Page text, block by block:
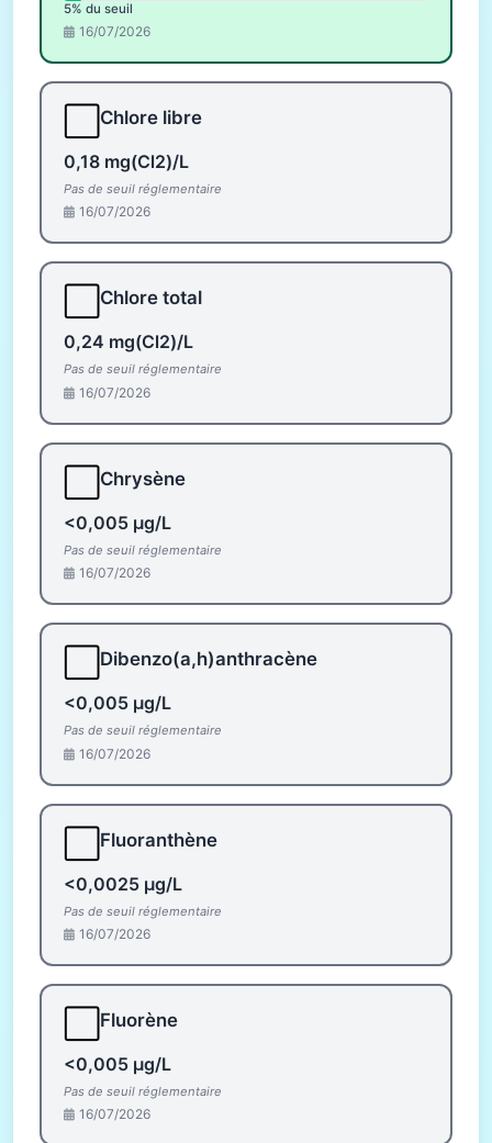
5% du seuil
16/07/2026
Chlore libre
0,18 mg(Cl2)/L
Pas de seuil réglementaire
16/07/2026
Chlore total
0,24 mg(Cl2)/L
Pas de seuil réglementaire
16/07/2026
Chrysène
<0,005 µg/L
Pas de seuil réglementaire
16/07/2026
Dibenzo(a,h)anthracène
<0,005 µg/L
Pas de seuil réglementaire
16/07/2026
Fluoranthène
<0,0025 µg/L
Pas de seuil réglementaire
16/07/2026
Fluorène
<0,005 µg/L
Pas de seuil réglementaire
16/07/2026